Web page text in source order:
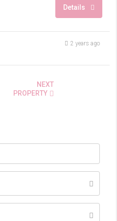
Details
2 years ago
NEXT
PROPERTY